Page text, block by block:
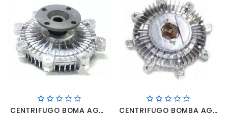
CENTRIFUGO BOMA AGUA KIA FRONTIER 97
CENTRIFUGO BOMBA AGUA PORTER 97>GALLOPER II